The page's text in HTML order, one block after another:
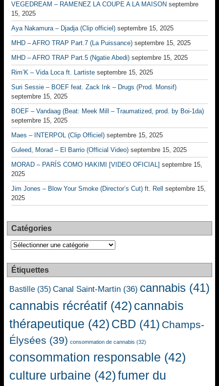
VEGEDREAM – RAMENEZ LA COUPE A LA MAISON septembre
15, 2025
Aya Nakamura – Djadja (Clip officiel) septembre 15, 2025
MHD – AFRO TRAP Part.7 (La Puissance) septembre 15, 2025
MHD – AFRO TRAP Part.5 (Ngatie Abedi) septembre 15, 2025
Rim’K – Vida Loca ft. Lartiste septembre 15, 2025
Suri Sessie – BOEF feat. Zack Ink – Drugs (Prod. Monsif)
septembre 15, 2025
BOEF – Vandaag (Beat: Meek Mill – Traumatized, prod. by Boi-1da)
septembre 15, 2025
Maes – INTERPOL (Clip Officiel) septembre 15, 2025
Guleed, Morad – El Barrio (Official Video) septembre 15, 2025
MORAD – PARÍS COMO HAKIMI [VIDEO OFICIAL] septembre 15,
2025
Jim Jones – Blow Your Smoke (Director’s Cut) ft. Rell
septembre 15,
2025
Catégories
Catégories
Étiquettes
Bastille (35) Canal Saint-Martin (36) cannabis (41)
cannabis récréatif (42) cannabis
thérapeutique (42) CBD (41) Champs-
Élysées (39) consommation de cannabis (32)
consommation responsable (42)
culture urbaine (42)fumer du